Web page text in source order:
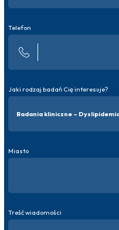
Telefon
Jaki rodzaj badań Cię interesuje?
Miasto
Treść wiadomości